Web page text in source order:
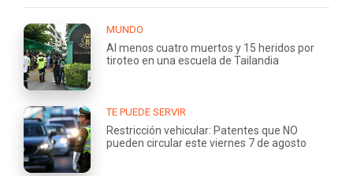
MUNDO
Al menos cuatro muertos y 15 heridos por
tiroteo en una escuela de Tailandia
TE PUEDE SERVIR
Restricción vehicular: Patentes que NO
pueden circular este viernes 7 de agosto